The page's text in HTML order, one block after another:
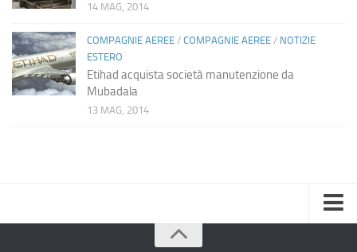
14 MAG, 2014
COMPAGNIE AEREE / COMPAGNIE AEREE / NOTIZIE
ESTERO
Etihad acquista società manutenzione da
Mubadala
13 MAG, 2014